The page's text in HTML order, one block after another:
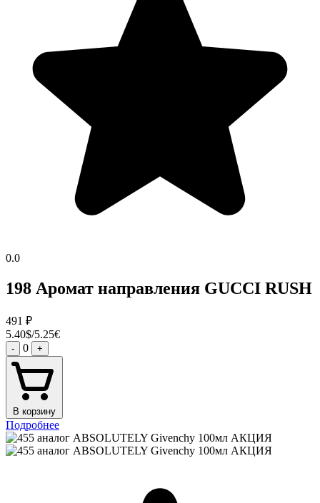
0.0
198 Аромат направления GUCCI RUSH
491 ₽
5.40$/5.25€
- 0 +
В корзину
Подробнее